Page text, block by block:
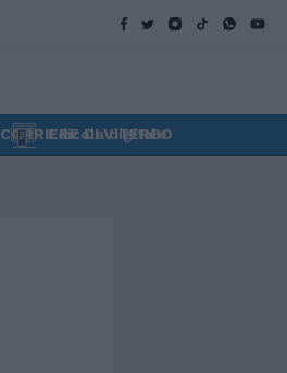
CORRIERE DI VITERBO
Edicola digitale